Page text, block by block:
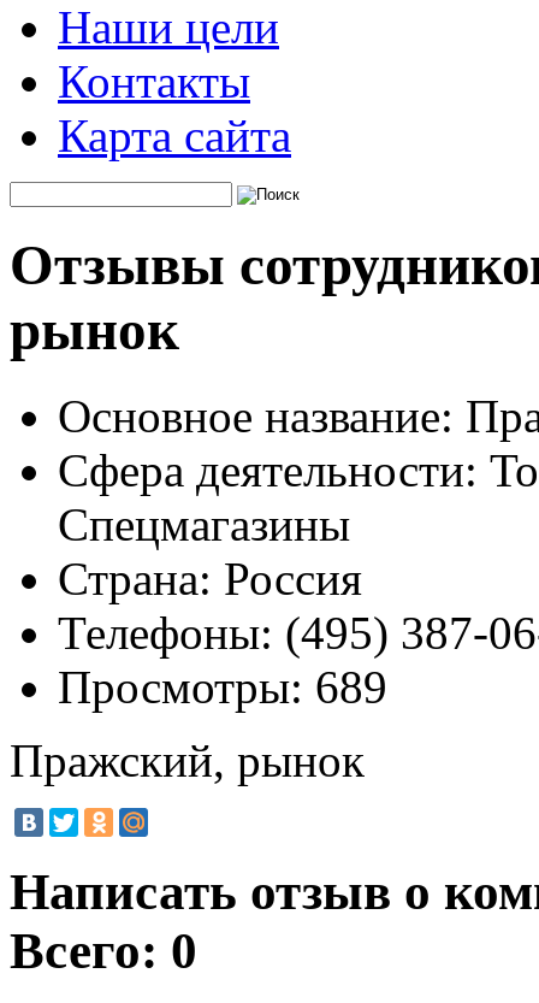
Наши цели
Контакты
Карта сайта
Отзывы
рынок
Основное название:
Сфера деятельности:
Спецмагазины
Страна: Россия
Телефоны: (495) 387-
Просмотры: 689
Пражский, рынок
Написать отзыв о
Всего: 0